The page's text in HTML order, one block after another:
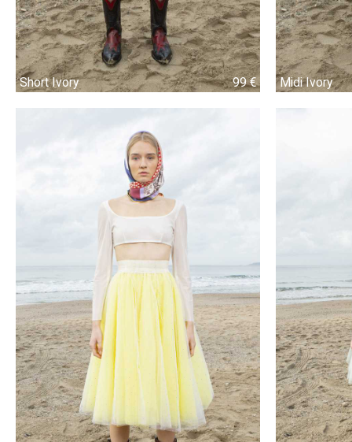
Short Ivory 99 €
99 € Midi Ivory